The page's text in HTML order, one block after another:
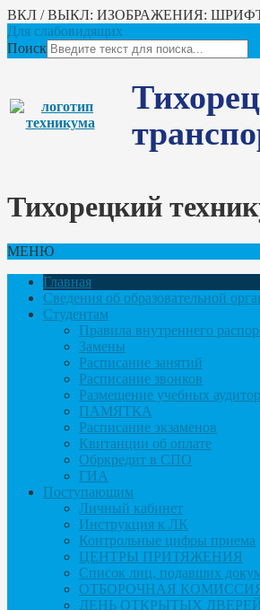
ВКЛ / ВЫКЛ: ИЗОБРАЖЕНИЯ:
Для слабовидящих
Поиск
Тихорецкий
МЕНЮ
Главная
Сведения об образовательной
Студентам
Правила внутреннего
Замены
Расписание занятий
Расписание звонков
Размещение учебных
ПАМЯТКА
Расписание экзаменов
Квитанции об оплате
Обркредит в СПО
ГИА
Поступающим
Личный кабинет
Инструкция к ЛК
Контрольные цифры приема
ЦЕНТРЫ ПРИТЯЖЕНИЯ
Список лиц, подавших
ОТБОРОЧНАЯ
ДЕНЬ ОТКРЫТЫХ